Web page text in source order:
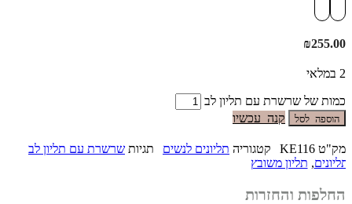
₪255.00
2 במלאי
כמות של שרשרת עם תליון לב
הוספה לסל קנה עכשיו
מק"ט KE116 קטגוריה תליונים לנשים תגיות שרשרת עם תליון לב
תליונים, תליון משובץ
החלפות והחזרות